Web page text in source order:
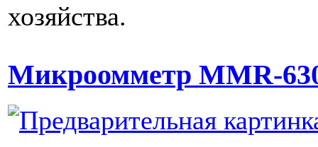
хозяйства.
Микроомметр MMR-